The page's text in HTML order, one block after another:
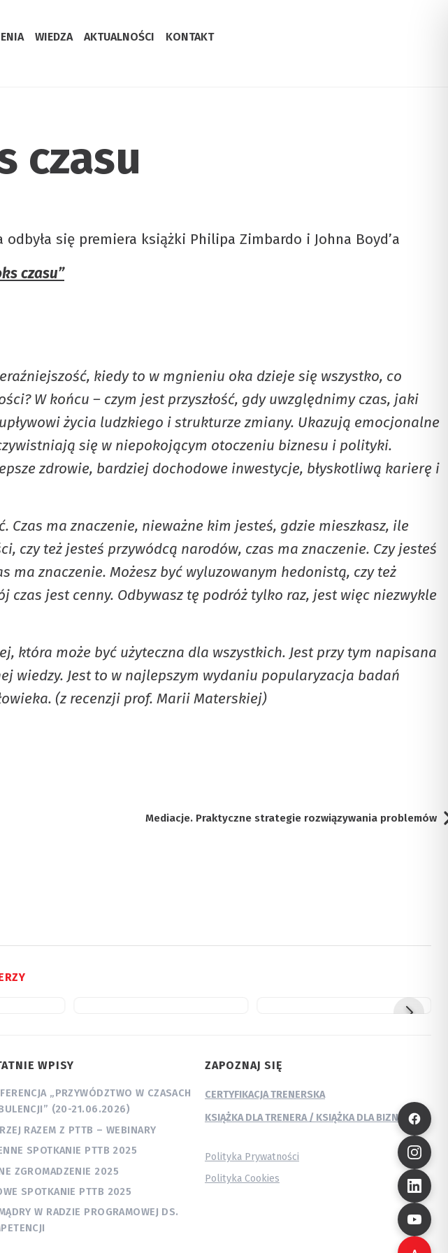
WIEDZA AKTUALNOŚCI KONTAKT
czasu
się premiera książki Philipa Zimbardo i Johna Boyd’a
czasu”
kiedy to w mgnieniu oka dzieje się wszystko, co
W końcu – czym jest przyszłość, gdy uwzględnimy czas, jaki
życia ludzkiego i strukturze zmiany. Ukazują emocjonalne
się w niepokojącym otoczeniu biznesu i polityki.
zdrowie, bardziej dochodowe inwestycje, błyskotliwą karierę i
ma znaczenie, nieważne kim jesteś, gdzie mieszkasz, ile
czy też jesteś przywódcą narodów, czas ma znaczenie. Czy jesteś
znaczenie. Możesz być wyluzowanym hedonistą, czy też
jest cenny. Odbywasz tę podróż tylko raz, jest więc niezwykle
która może być użyteczna dla wszystkich. Jest przy tym napisana
wiedzy. Jest to w najlepszym wydaniu popularyzacja badań
(z recenzji prof. Marii Materskiej)
Mediacje. Praktyczne strategie rozwiązywania problemów
WPISY
„PRZYWÓDZTWO W CZASACH
(20-21.06.2026)
RAZEM Z PTTB – WEBINARY
SPOTKANIE PTTB 2025
ZGROMADZENIE 2025
SPOTKANIE PTTB 2025
W RADZIE PROGRAMOWEJ DS.
ZAPOZNAJ SIĘ
CERTYFIKACJA TRENERSKA
KSIĄŻKA DLA TRENERA / KSIĄŻKA DLA BIZNESU
Polityka Prywatności
Polityka Cookies